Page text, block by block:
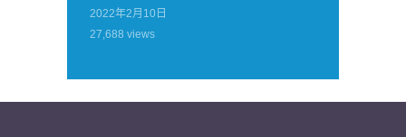
2022年2月10日
27,688 views